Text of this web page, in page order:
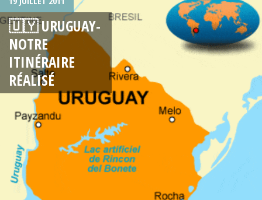
🇺🇾 URUGUAY-
NOTRE
ITINÉRAIRE
RÉALISÉ